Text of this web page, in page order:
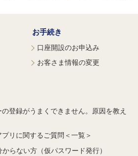
お手続き
口座開設のお申込み
お客さま情報の変更
登録がうまくできません。原因を教え
リに関するご質問＜一覧＞
らない方（仮パスワード発行）